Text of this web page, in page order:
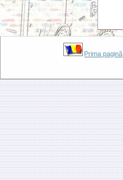
Prima pagină